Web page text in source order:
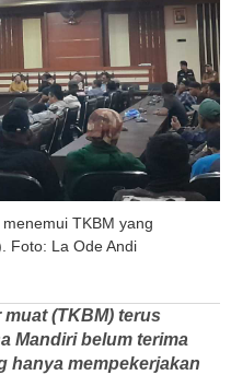
TKBM yang
Foto: La Ode Andi
(TKBM) terus
Mandiri belum terima
hanya mempekerjakan